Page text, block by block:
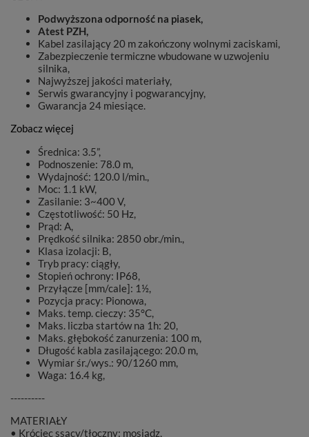
Podwyższona odporność na piasek,
Atest PZH,
Kabel zasilający 20 m zakończony wolnymi zaciskami,
Zabezpieczenie termiczne wbudowane w uzwojeniu
silnika,
Najwyższej jakości materiały,
Serwis gwarancyjny i pogwarancyjny,
Gwarancja 24 miesiące.
Zobacz więcej
Średnica: 3.5”,
Podnoszenie: 78.0 m,
Wydajność: 120.0 l/min.,
Moc: 1.1 kW,
Zasilanie: 3~400 V,
Częstotliwość: 50 Hz,
Prąd: A,
Prędkość silnika: 2850 obr./min.,
Klasa izolacji: B,
Tryb pracy: ciągły,
Stopień ochrony: IP68,
Przyłącze [mm/cale]: 1½,
Pozycja pracy: Pionowa,
Maks. temp. cieczy: 35°C,
Maks. liczba startów na 1h: 20,
Maks. głębokość zanurzenia: 100 m,
Długość kabla zasilającego: 20.0 m,
Wymiar śr./wys.: 90/1260 mm,
Waga: 16.4 kg,
----------
MATERIAŁY
• Króciec ssący/tłoczny: mosiądz,